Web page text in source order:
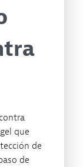
que
de
de